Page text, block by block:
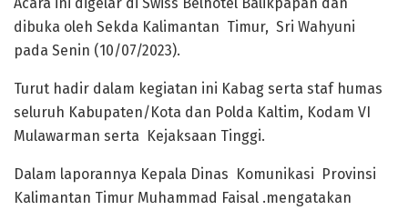
dibuka oleh Sekda Kalimantan Timur, Sri Wahyuni
pada Senin (10/07/2023).
Turut hadir dalam kegiatan ini Kabag serta staf humas
seluruh Kabupaten/Kota dan Polda Kaltim, Kodam VI
Mulawarman serta Kejaksaan Tinggi.
Dalam laporannya Kepala Dinas Komunikasi Provinsi
Kalimantan Timur Muhammad Faisal .mengatakan